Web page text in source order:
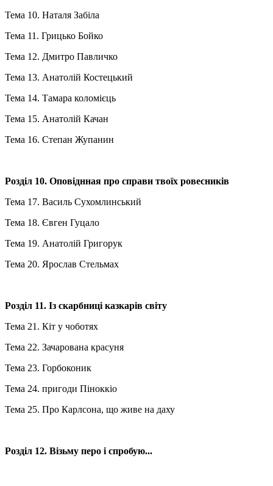
Тема 10. Наталя Забіла
Тема 11. Грицько Бойко
Тема 12. Дмитро Павличко
Тема 13. Анатолій Костецький
Тема 14. Тамара коломієць
Тема 15. Анатолій Качан
Тема 16. Степан Жупанин
Розділ 10. Оповіднная про справи твоїх ровесників
Тема 17. Василь Сухомлинський
Тема 18. Євген Гуцало
Тема 19. Анатолій Григорук
Тема 20. Ярослав Стельмах
Розділ 11. Із скарбниці казкарів світу
Тема 21. Кіт у чоботях
Тема 22. Зачарована красуня
Тема 23. Горбоконик
Тема 24. пригоди Піноккіо
Тема 25. Про Карлсона, що живе на даху
Розділ 12. Візьму перо і спробую...